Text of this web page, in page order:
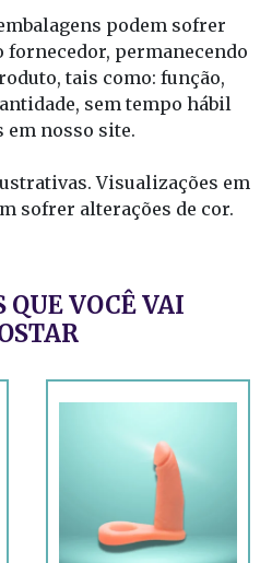
podem sofrer
fornecedor, permanecendo
tais como: função,
sem tempo hábil
em nosso site.
Visualizações em
sofrer alterações de cor.
QUE VOCÊ VAI